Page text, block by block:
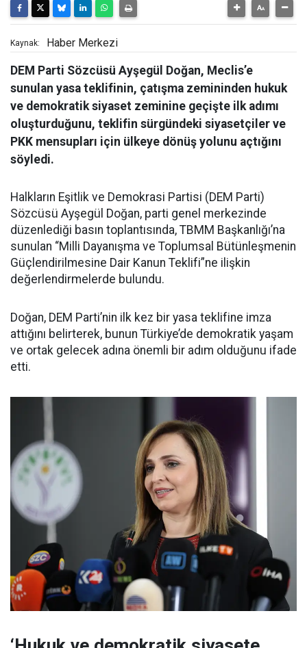
Kaynak: Haber Merkezi
DEM Parti Sözcüsü Ayşegül Doğan, Meclis’e
sunulan yasa teklifinin, çatışma zemininden hukuk
ve demokratik siyaset zeminine geçişte ilk adımı
oluşturduğunu, teklifin sürgündeki siyasetçiler ve
PKK mensupları için ülkeye dönüş yolunu açtığını
söyledi.
Halkların Eşitlik ve Demokrasi Partisi (DEM Parti)
Sözcüsü Ayşegül Doğan, parti genel merkezinde
düzenlediği basın toplantısında, TBMM Başkanlığı’na
sunulan “Milli Dayanışma ve Toplumsal Bütünleşmenin
Güçlendirilmesine Dair Kanun Teklifi”ne ilişkin
değerlendirmelerde bulundu.
Doğan, DEM Parti’nin ilk kez bir yasa teklifine imza
attığını belirterek, bunun Türkiye’de demokratik yaşam
ve ortak gelecek adına önemli bir adım olduğunu ifade
etti.